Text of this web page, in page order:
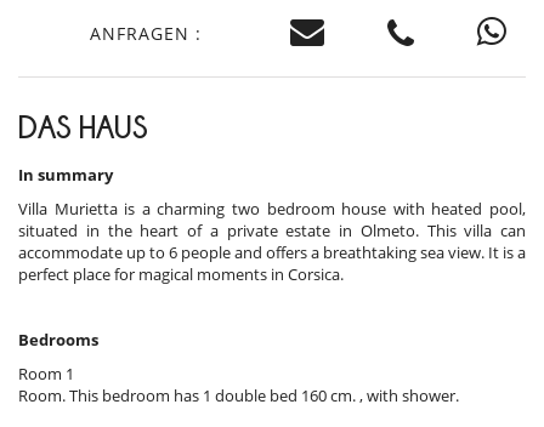
ANFRAGEN :
DAS HAUS
In summary
Villa Murietta is a charming two bedroom house with heated pool,
situated in the heart of a private estate in Olmeto. This villa can
accommodate up to 6 people and offers a breathtaking sea view. It is a
perfect place for magical moments in Corsica.
Bedrooms
Room 1
Room. This bedroom has 1 double bed 160 cm. , with shower.